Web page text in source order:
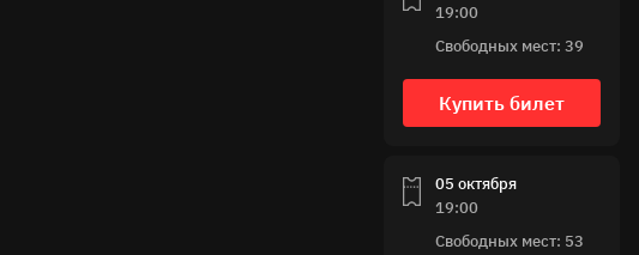
19:00
Свободных мест: 39
Купить билет
05 октября
19:00
Свободных мест: 53